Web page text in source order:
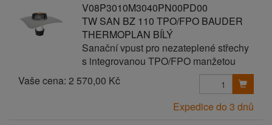
V08P3010M3040PN00PD00
TW SAN BZ 110 TPO/FPO BAUDER
THERMOPLAN BÍLÝ
Sanační vpust pro nezateplené střechy
s integrovanou TPO/FPO manžetou
Vaše cena: 2 570,00 Kč
Expedice do 3 dnů